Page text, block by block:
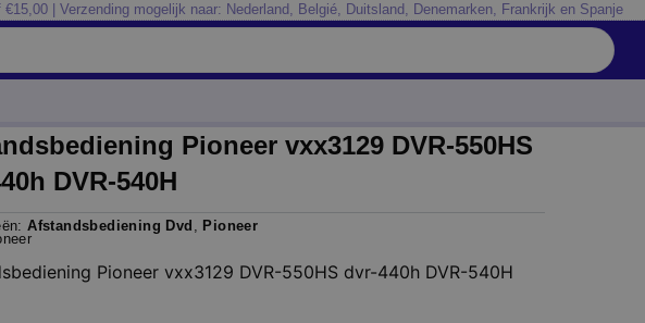
€15,00 | Verzending mogelijk naar: Nederland, Belgié, Duitsland, Denemarken, Frankrijk en Spanje
Pioneer vxx3129 DVR-550HS
DVR-540H
Afstandsbediening Dvd , Pioneer
Pioneer vxx3129 DVR-550HS dvr-440h DVR-540H